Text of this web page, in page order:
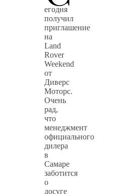
егодня
получил
приглашение
на
Land
Rover
Weekend
от
Диверс
Моторс.
Очень
рад,
что
менеджмент
официального
дилера
в
Самаре
заботится
о
досуге